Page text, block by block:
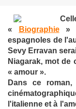
«
Biographie»
espagnoles de
Sevy Erravan
Niagarak, mot de
« amour ».
Dans ce
l'italienne et à